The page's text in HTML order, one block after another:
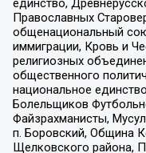
единство,
Православных
общенациональный
иммиграции, Кровь и
религиозных
общественного
национальное
Болельщиков
Файзрахманисты,
п. Боровский, Община
Щелковского района,